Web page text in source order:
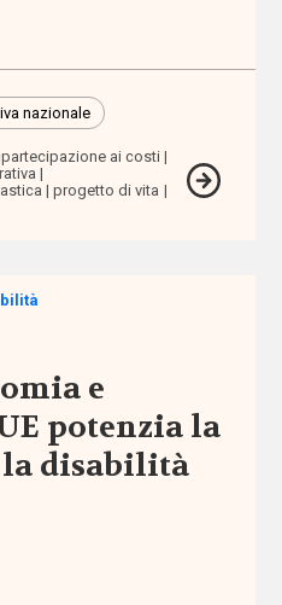
nazionale
ai costi
progetto di vita
e
potenzia la
la disabilità